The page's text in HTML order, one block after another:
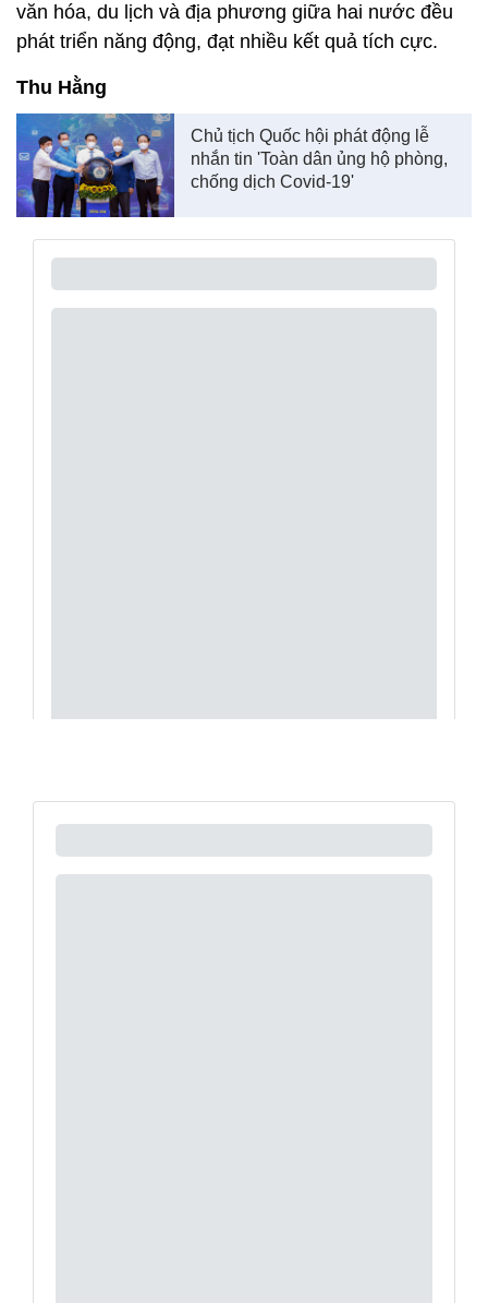
văn hóa, du lịch và địa phương giữa hai nước đều
phát triển năng động, đạt nhiều kết quả tích cực.
Thu Hằng
Chủ tịch Quốc hội phát động lễ
nhắn tin 'Toàn dân ủng hộ phòng,
chống dịch Covid-19'